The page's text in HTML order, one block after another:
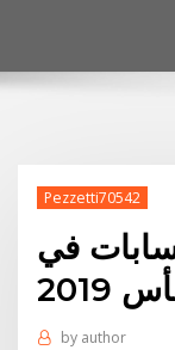
Pezzetti70542
في
2019
by author